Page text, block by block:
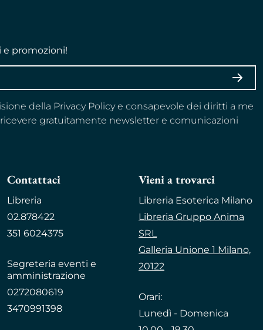
promozioni!
della Privacy Policy e consapevole dei diritti a me
gratuitamente newsletter e comunicazioni
Contattaci
Libreria
02.878422
351 6024375
Segreteria eventi e
amministrazione
0272080619
3470991398
Vieni a trovarci
Libreria Esoterica Milano
Libreria Gruppo Anima
SRL
Galleria Unione 1 Milano,
20122
Orari:
Lunedì - Domenica